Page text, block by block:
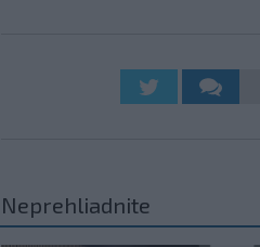
Neprehliadnite